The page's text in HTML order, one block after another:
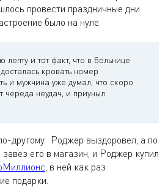
провести праздничные дни
было на нуле.
лепту и тот факт, что в больнице
кровать номер
и мужчина уже думал, что скоро
череда неудач, и приуныл.
другому. Роджер выздоровел, а по
его в магазин, и Роджер купил
, в ней как раз
подарки.